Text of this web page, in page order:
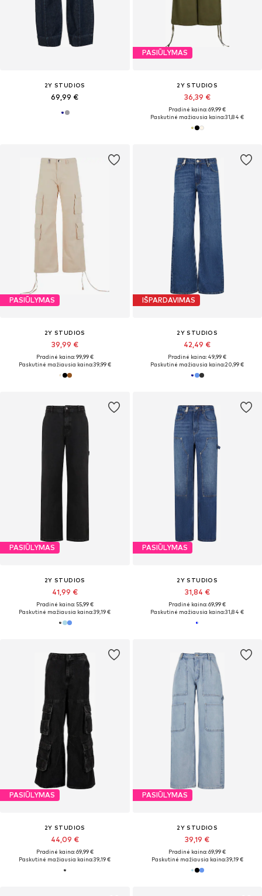
2Y STUDIOS
69,99 €
PASIŪLYMAS
2Y STUDIOS
36,39 €
Pradinė kaina: 69,99 €
Paskutinė mažiausia kaina:31,84 €
PASIŪLYMAS
2Y STUDIOS
39,99 €
Pradinė kaina: 99,99 €
Paskutinė mažiausia kaina:39,99 €
IŠPARDAVIMAS
2Y STUDIOS
42,49 €
Pradinė kaina: 49,99 €
Paskutinė mažiausia kaina:20,99 €
PASIŪLYMAS
2Y STUDIOS
41,99 €
Pradinė kaina: 55,99 €
Paskutinė mažiausia kaina:39,19 €
PASIŪLYMAS
2Y STUDIOS
31,84 €
Pradinė kaina: 69,99 €
Paskutinė mažiausia kaina:31,84 €
PASIŪLYMAS
2Y STUDIOS
44,09 €
Pradinė kaina: 69,99 €
Paskutinė mažiausia kaina:39,19 €
PASIŪLYMAS
2Y STUDIOS
39,19 €
Pradinė kaina: 69,99 €
Paskutinė mažiausia kaina:39,19 €